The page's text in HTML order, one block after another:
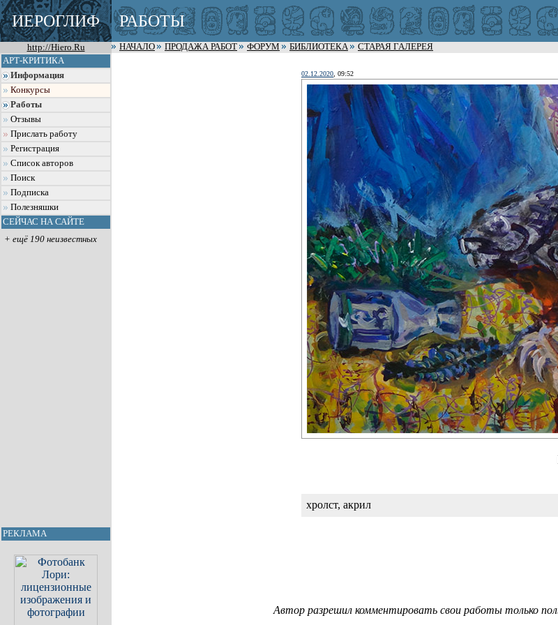
ИЕРОГЛИФ РАБОТЫ
http://Hiero.Ru НАЧАЛО ПРОДАЖА РАБОТ ФОРУМ БИБЛИОТЕКА
СТАРАЯ ГАЛЕРЕЯ
АРТ-КРИТИКА
Информация
Конкурсы
Работы
Отзывы
Прислать работу
Регистрация
Список авторов
Поиск
Подписка
Полезняшки
СЕЙЧАС НА САЙТЕ
+ ещё 190 неизвестных
РЕКЛАМА
02.12.2020 , 09:52
хролст, акрил
Автор разрешил комментировать свои работы только